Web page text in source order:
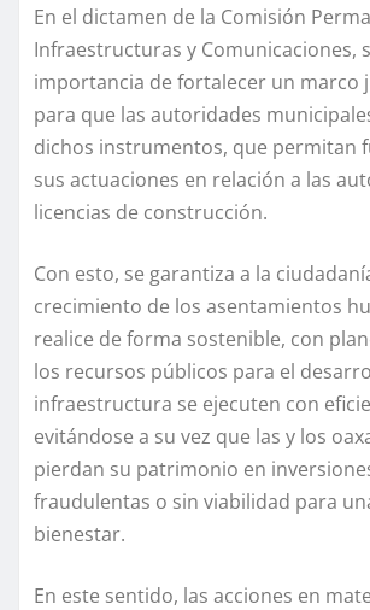
En el dictamen de la Comisión
Infraestructuras y Comunicaciones,
importancia de fortalecer un marco
para que las autoridades
dichos instrumentos, que permitan
sus actuaciones en relación a las
licencias de construcción.
Con esto, se garantiza a la
crecimiento de los asentamientos
realice de forma sostenible, con
los recursos públicos para el
infraestructura se ejecuten con
evitándose a su vez que las y los
pierdan su patrimonio en
fraudulentas o sin viabilidad para
bienestar.
En este sentido, las acciones en